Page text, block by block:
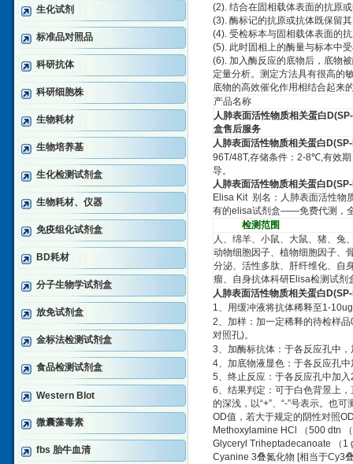
生化试剂
标准品对照品
科研抗体
科研细胞株
生物耗材
生物培养基
生化检测试剂盒
生物耗材、仪器
免疫组化试剂盒
BD耗材
分子生物学试剂盒
放免试剂盒
金标法检测试剂盒
食品检测试剂盒
Western Blot
微囊藻毒素
fbs 胎牛血清
(2). 结合在固相载体表面的抗原
(3). 酶标记的抗原或抗体既保留
(4). 受检标本与固相载体表面的
(5). 此时固相上的酶量与标本中
(6). 加入酶反应的底物后，底物
定量分析。测定方法具有很高的
底物的高效催化作用相结合起来
产品名称
人肺表面活性物质相关蛋白
盒售后服务
人肺表面活性物质相关蛋白
96T/48T,存储条件： 2-8℃,有效期
导。
人肺表面活性物质相关蛋白
Elisa Kit 别名： 人肺表面活性物
有的elisa试剂盒——免费代测，
检测范围
人、绵羊、小鼠、大鼠、猪、兔
动物细胞因子、植物细胞因子、
分泌、活性多肽、肝纤维化、自
瘤、自身抗体科研Elisa检测试剂
人肺表面活性物质相关蛋白
1、用缓冲液将抗体稀释至1-
2、加样：加一定稀释的待检样品
对照孔)。
3、加酶标抗体：于各反应孔中
4、加底物液显色：于各反应孔
5、终止反应：于各反应孔中加入
6、结果判定：可于白色背景上
的深浅，以“+”、 “-”号表示。也可
OD值，若大于规定的阴性对照
Methoxylamine HCl
（500 dtn （
Glyceryl Triheptadecanoate
（ 1
Cyanine 3叠氮化物 [相当于Cy3